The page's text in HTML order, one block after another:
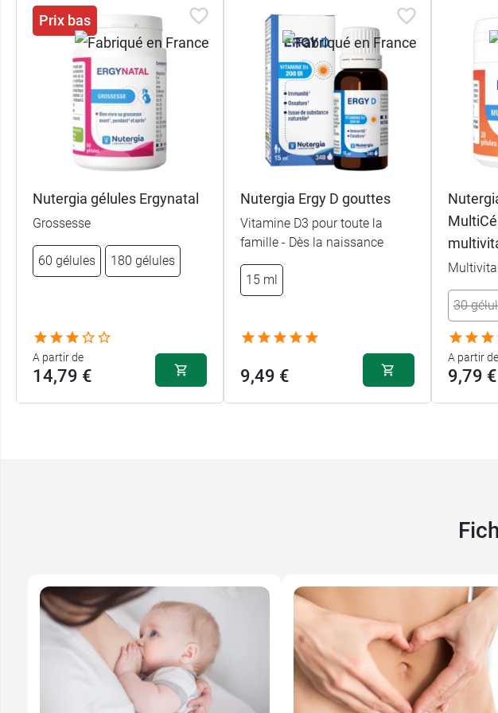
Prix bas
Nutergia gélules Ergynatal
Grossesse
60 gélules 180 gélules
A partir de
14,79 €
14,79 €
Nutergia Ergy D gouttes
Vitamine D3 pour toute la
famille - Dès la naissance
15 ml
9,49 €
30
A partir de
9,79 €
30 gélules